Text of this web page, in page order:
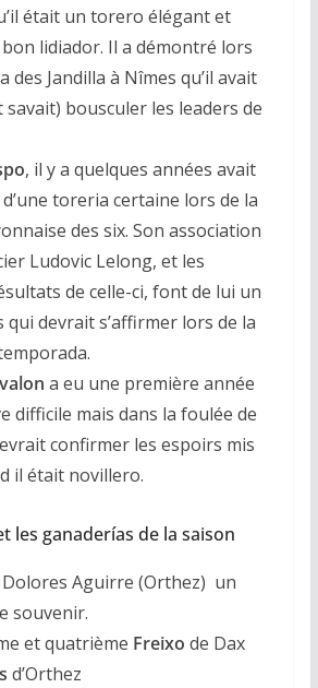
était un torero élégant et
lidiador. Il a démontré lors
des Jandilla à Nîmes qu’il avait
savait) bousculer les leaders de
, il y a quelques années avait
toreria certaine lors de la
des six. Son association
Ludovic Lelong, et les
de celle-ci, font de lui un
devrait s’affirmer lors de la
a eu une première année
difficile mais dans la foulée de
confirmer les espoirs mis
il était novillero.
les ganaderías de la saison
Aguirre (Orthez) un
souvenir.
et quatrième Freixo de Dax
d’Orthez